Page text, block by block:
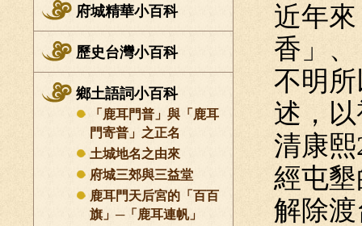
府城精華小百科
歷史台灣小百科
鄉土語詞小百科
「鹿耳門普」與「鹿耳
門寄普」之正名
土城地名之由來
府城三郊與三益堂
鹿耳門天后宮的「百百
旗」─「鹿耳連帆」
近年
香」
不明
述，
清康
經屯
解除